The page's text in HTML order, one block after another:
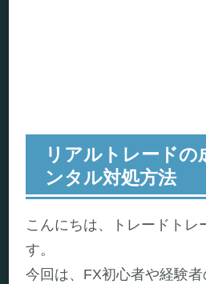
リアルトレードの
ンタル対処方法
こんにちは、トレードトレ
す。
今回は、FX初心者や経験者